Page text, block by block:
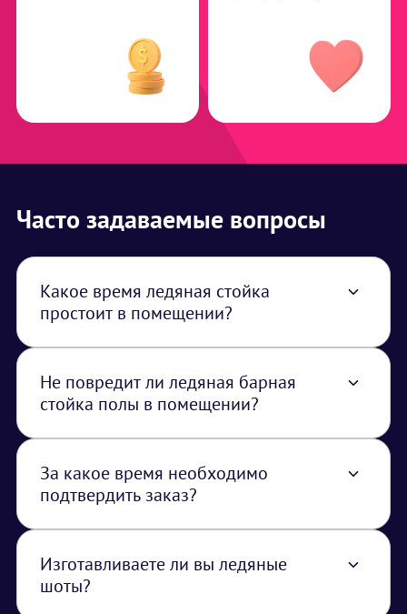
Часто задаваемые вопросы
Какое время ледяная стойка
простоит в помещении?
специальный поддон, в котором собирается
талая вода
Не повредит ли ледяная барная
стойка полы в помещении?
поддонах куда стекает талая вода
За какое время необходимо
подтвердить заказ?
10 дней до даты мероприятия
Изготавливаете ли вы ледяные
шоты?